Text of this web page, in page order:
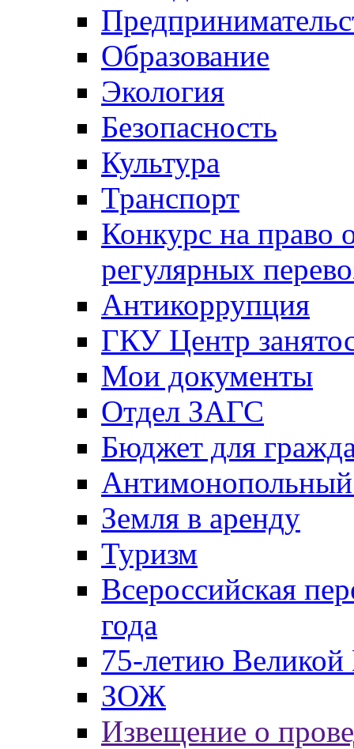
Образование
Экология
Безопасность
Культура
Транспорт
Конкурс на право
регулярных
Антикоррупция
ГКУ Центр
Мои документы
Отдел ЗАГС
Бюджет для
Антимонопольный
Земля в аренду
Туризм
Всероссийская
года
75-летию
ЗОЖ
Извещение о